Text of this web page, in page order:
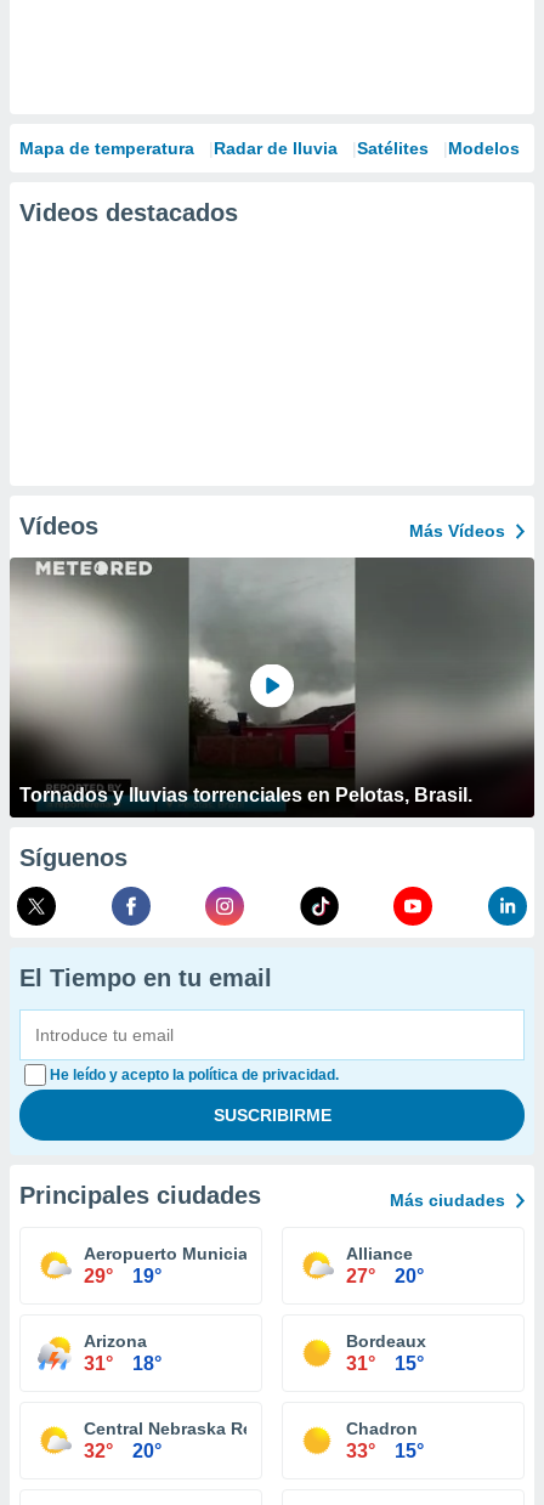
Mapa de temperatura Radar de lluvia Satélites Modelos
Videos destacados
Vídeos Más Vídeos
Tornados y lluvias torrenciales en Pelotas, Brasil.
Síguenos
El Tiempo en tu email
He leído y acepto la política de privacidad.
Principales ciudades Más ciudades
Aeropuerto Municial O'Neill
29° 19°
Alliance
27° 20°
Arizona
31° 18°
Bordeaux
31° 15°
Central Nebraska Regional Airport
32° 20°
Chadron
33° 15°